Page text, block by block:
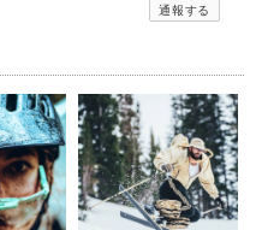
通報する